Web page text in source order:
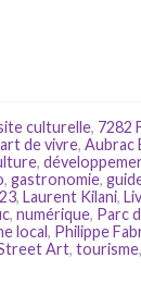
culturelle, 7282
art de vivre, Aubrac
,
, gastronomie,
, Laurent Kilani,
, numérique, Parc
local, Philippe
Art, tourisme,